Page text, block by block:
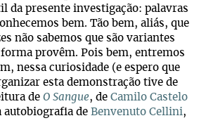
da presente investigação: palavras
bem. Tão bem, aliás, que
não sabemos que são variantes
provêm. Pois bem, entremos
nessa curiosidade (e espero que
esta demonstração tive de
de O Sangue, de Camilo Castelo
autobiografia de Benvenuto Cellini,